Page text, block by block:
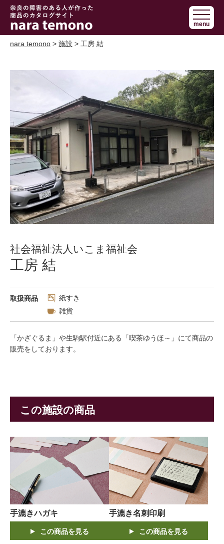
奈良で障害の
ある人の手作
り商品 nara
menu
nara temono > 施設 > 工房 結
社会福祉法人いこま福祉会
工房 結
取扱商品
紙すき
雑貨
「かざぐるま」や生駒駅付近にある「喫茶ゆうほ～」にて商品の
販売をしております。
この施設の商品
手漉きハガキ
この商品を見る
手漉き名刺印刷
この商品を見る